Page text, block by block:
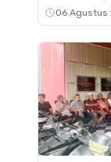
06 Agustus